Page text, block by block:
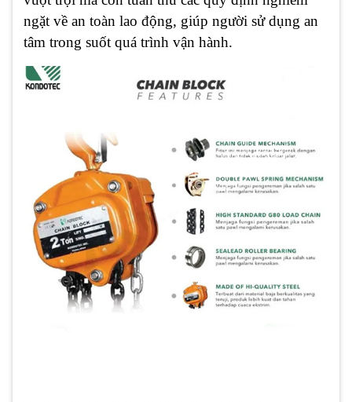
ngặt về an toàn lao động, giúp người sử dụng an
tâm trong suốt quá trình vận hành.